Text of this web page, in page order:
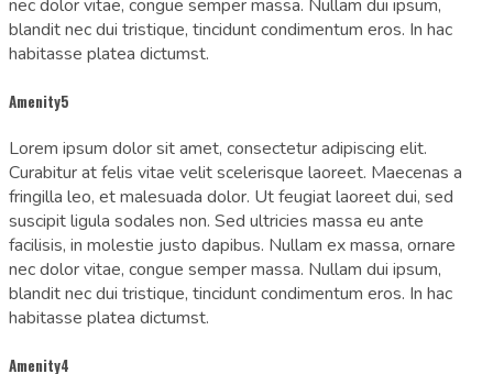
nec dolor vitae, congue semper massa. Nullam dui ipsum,
blandit nec dui tristique, tincidunt condimentum eros. In hac
habitasse platea dictumst.
Amenity5
Lorem ipsum dolor sit amet, consectetur adipiscing elit.
Curabitur at felis vitae velit scelerisque laoreet. Maecenas a
fringilla leo, et malesuada dolor. Ut feugiat laoreet dui, sed
suscipit ligula sodales non. Sed ultricies massa eu ante
facilisis, in molestie justo dapibus. Nullam ex massa, ornare
nec dolor vitae, congue semper massa. Nullam dui ipsum,
blandit nec dui tristique, tincidunt condimentum eros. In hac
habitasse platea dictumst.
Amenity4